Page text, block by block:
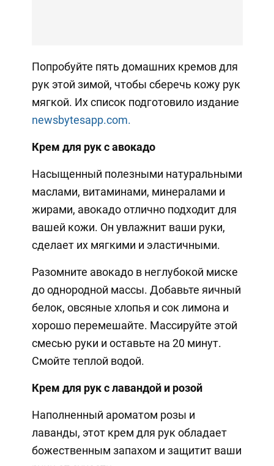
Попробуйте пять домашних кремов для
рук этой зимой, чтобы сберечь кожу рук
мягкой. Их список подготовило издание
newsbytesapp.com.
Крем для рук с авокадо
Насыщенный полезными натуральными
маслами, витаминами, минералами и
жирами, авокадо отлично подходит для
вашей кожи. Он увлажнит ваши руки,
сделает их мягкими и эластичными.
Разомните авокадо в неглубокой миске
до однородной массы. Добавьте яичный
белок, овсяные хлопья и сок лимона и
хорошо перемешайте. Массируйте этой
смесью руки и оставьте на 20 минут.
Смойте теплой водой.
Крем для рук с лавандой и розой
Наполненный ароматом розы и
лаванды, этот крем для рук обладает
божественным запахом и защитит ваши